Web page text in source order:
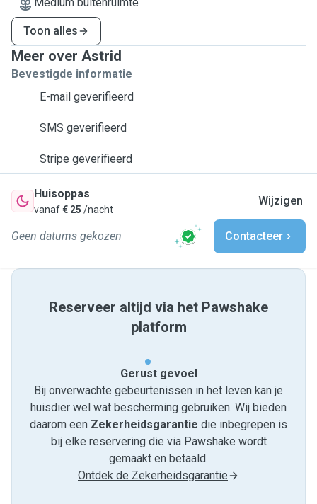
Toon alles
Meer over Astrid
Bevestigde informatie
E-mail geverifieerd
SMS geverifieerd
Stripe geverifieerd
Huisoppas
vanaf€ 25 /nacht
Wijzigen
Geen datums gekozen Contacteer
Reserveer altijd via het Pawshake
platform
Gerust gevoel
Bij onverwachte gebeurtenissen in het leven kan je
huisdier wel wat bescherming gebruiken. Wij bieden
daarom een Zekerheidsgarantie die inbegrepen is
bij elke reservering die via Pawshake wordt
gemaakt en betaald.
Ontdek de Zekerheidsgarantie